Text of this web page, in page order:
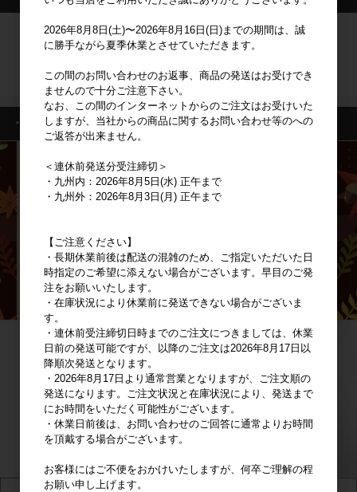
ログイン
新規会員登録
・特集一覧
2026年8月8日(土)〜2026年8月16日(日)までの期間は、誠
に勝手ながら夏季休業とさせていただきます。
この間のお問い合わせのお返事、商品の発送はお受けでき
ませんので十分ご注意下さい。
なお、この間のインターネットからのご注文はお受けいた
しますが、当社からの商品に関するお問い合わせ等のへの
ご返答が出来ません。
＜連休前発送分受注締切＞
・九州内：2026年8月5日(水) 正午まで
・九州外：2026年8月3日(月) 正午まで
【ご注意ください】
・長期休業前後は配送の混雑のため、ご指定いただいた日
時指定のご希望に添えない場合がございます。早目のご発
注をお願いいたします。
・在庫状況により休業前に発送できない場合がございま
す。
・連休前受注締切日時までのご注文につきましては、休業
日前の発送可能ですが、以降のご注文は2026年8月17日以
降順次発送となります。
・2026年8月17日より通常営業となりますが、ご注文順の
発送になります。ご注文状況と在庫状況により、発送まで
にお時間をいただく可能性がございます。
・休業日前後は、お問い合わせのご回答に通常よりお時間
を頂戴する場合がございます。
お客様にはご不便をおかけいたしますが、何卒ご理解の程
お願い申し上げます。